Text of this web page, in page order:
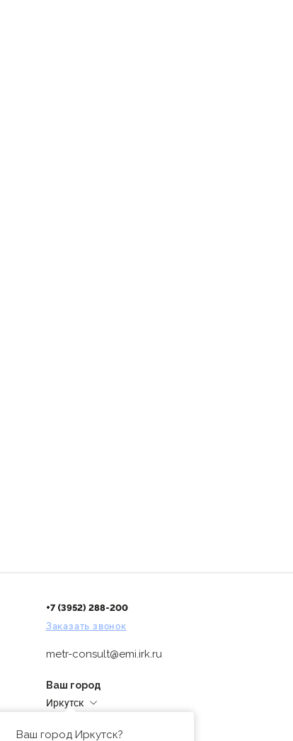
+7 (3952) 288-200
Заказать звонок
metr-consult@emi.irk.ru
Ваш город
Иркутск
Ваш город Иркутск?